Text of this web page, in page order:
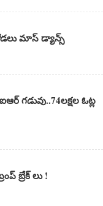
మాస్ డ్యాన్స్
గడువు..74లక్షల ఓట్ల
బ్రేక్ లు !